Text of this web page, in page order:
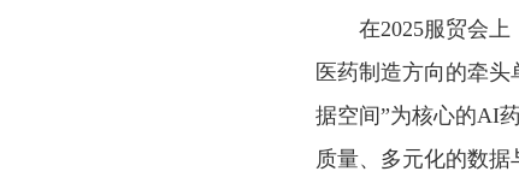
在2025服贸会
医药制造方向的牵
据空间”为核心的AI
质量、多元化的数